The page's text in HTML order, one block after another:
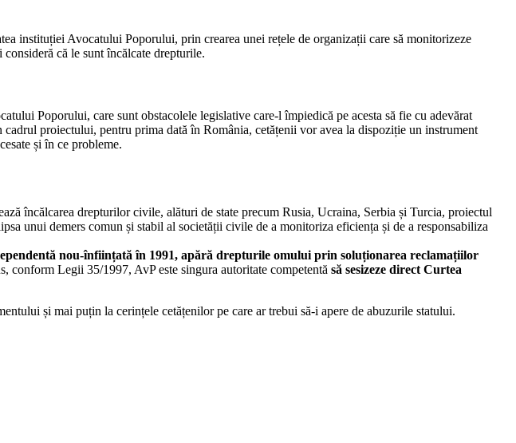
instituției Avocatului Poporului, prin crearea unei rețele de organizații care să monitorizeze
că le sunt încălcate drepturile.
Poporului, care sunt obstacolele legislative care-l împiedică pe acesta să fie cu adevărat
proiectului, pentru prima dată în România, cetățenii vor avea la dispoziție un instrument
și în ce probleme.
încălcarea drepturilor civile, alături de state precum Rusia, Ucraina, Serbia și Turcia, proiectul
unui demers comun și stabil al societății civile de a monitoriza eficiența și de a responsabiliza
nou-înființată în 1991, apără drepturile omului prin soluționarea reclamațiilor
conform Legii 35/1997, AvP este singura autoritate competentă să sesizeze direct Curtea
și mai puțin la cerințele cetățenilor pe care ar trebui să-i apere de abuzurile statului.